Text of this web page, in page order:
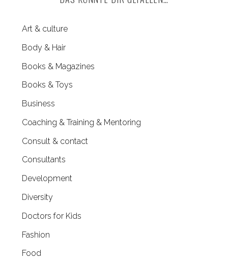
f
o
:
Art & culture
Body & Hair
Books & Magazines
Books & Toys
Business
Coaching & Training & Mentoring
Consult & contact
Consultants
Development
Diversity
Doctors for Kids
Fashion
Food